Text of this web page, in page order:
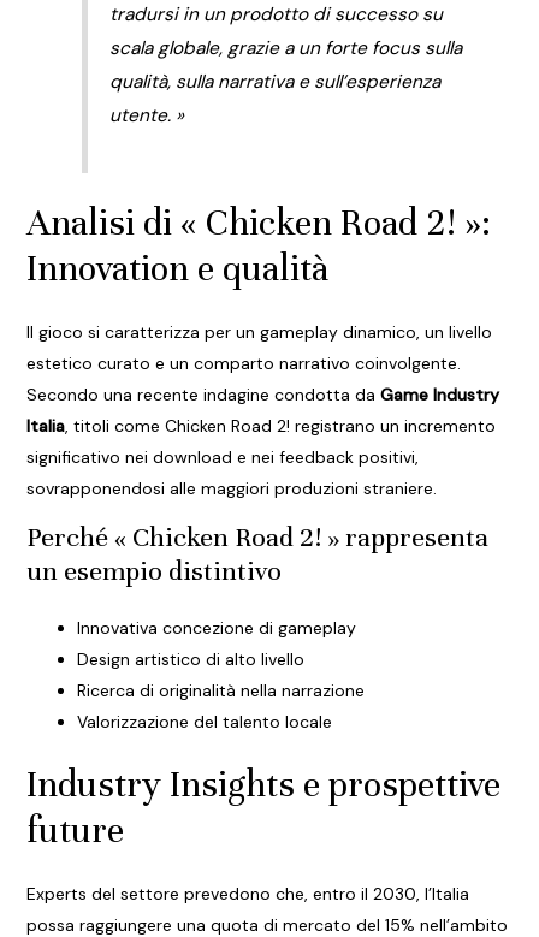
tradursi in un prodotto di successo su
scala globale, grazie a un forte focus sulla
qualità, sulla narrativa e sull’esperienza
utente. »
Analisi di « Chicken Road 2! »:
Innovation e qualità
Il gioco si caratterizza per un gameplay dinamico, un livello
estetico curato e un comparto narrativo coinvolgente.
Secondo una recente indagine condotta da Game Industry
Italia, titoli come Chicken Road 2! registrano un incremento
significativo nei download e nei feedback positivi,
sovrapponendosi alle maggiori produzioni straniere.
Perché « Chicken Road 2! » rappresenta
un esempio distintivo
Innovativa concezione di gameplay
Design artistico di alto livello
Ricerca di originalità nella narrazione
Valorizzazione del talento locale
Industry Insights e prospettive
future
Experts del settore prevedono che, entro il 2030, l’Italia
possa raggiungere una quota di mercato del 15% nell’ambito